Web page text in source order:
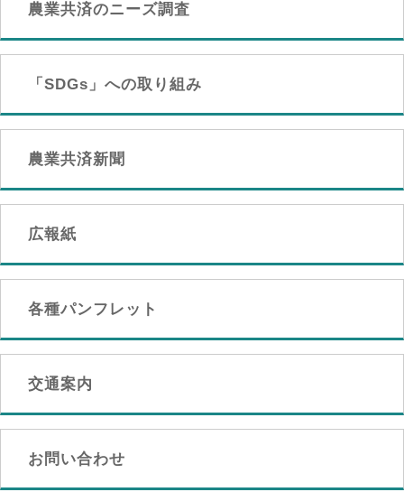
農業共済のニーズ調査
「SDGs」への取り組み
農業共済新聞
広報紙
各種パンフレット
交通案内
お問い合わせ